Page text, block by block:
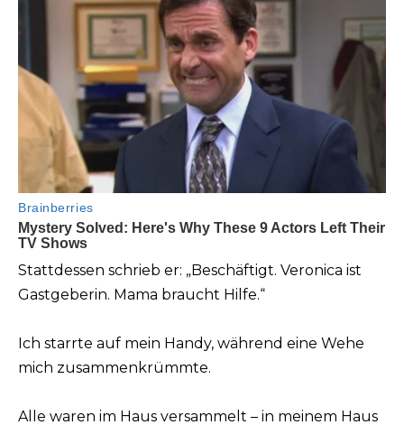
Stattdessen schrieb er: „Beschäftigt. Veronica ist
Gastgeberin. Mama braucht Hilfe.“
Ich starrte auf mein Handy, während eine Wehe
mich zusammenkrümmte.
Alle waren im Haus versammelt – in meinem Haus